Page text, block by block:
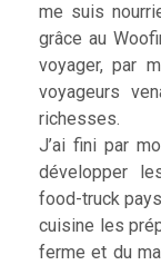
me suis
grâce au
voyager, par
voyageurs
richesses.
J’ai fini par
développer
food-truck
cuisine les
ferme et du